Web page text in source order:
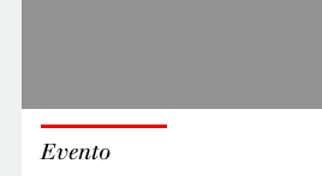
Evento